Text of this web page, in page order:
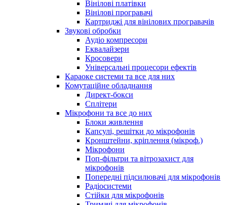
Вінілові платівки
Вінілові програвачі
Картриджі для вінілових програвачів
Звукові обробки
Аудіо компресори
Еквалайзери
Кросовери
Універсальні процесори ефектів
Караоке системи та все для них
Комутаційне обладнання
Директ-бокси
Сплітери
Мікрофони та все до них
Блоки живлення
Капсулі, решітки до мікрофонів
Кронштейни, кріплення (мікроф.)
Мікрофони
Поп-фільтри та вітрозахист для
мікрофонів
Попередні підсилювачі для мікрофонів
Радіосистеми
Стійки для мікрофонів